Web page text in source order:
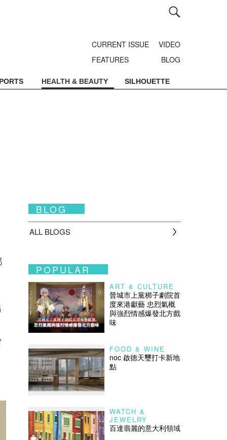
CURRENT ISSUE
VIDEO
FEATURES
BLOG
HEALTH & BEAUTY SILHOUETTE
BLOG
ALL BLOGS
POPULAR
ART & CULTURE
晉城市上黨梆子劇院首
度來港獻藝 忠烈氣概
與強烈情感爆發北方戲
味
FOOD & WINE
noc 啟德天璽打卡新地
點
WATCH &
JEWELRY
百達翡麗的意大利領域